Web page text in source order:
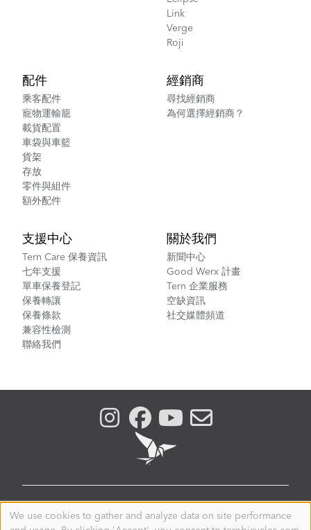
Link
Verge
Roji
配件
乘客配件
寵物運輸籠
載貨配置
車袋與車籃
貨架
存放
零件與組件
額外配件
經銷商
尋找經銷商
為何選擇經銷商？
支援中心
Tern Care 保養資訊
七年支援
單車保養登記
保養轉讓
保養條款
兼容性檢測
聯絡我們
關於我們
新聞中心
Good Werx 計畫
Tern 企業服務
空缺資訊
社交媒體頻道
HONG KONG
Use
We use cookies to gather and analyze data on site performance